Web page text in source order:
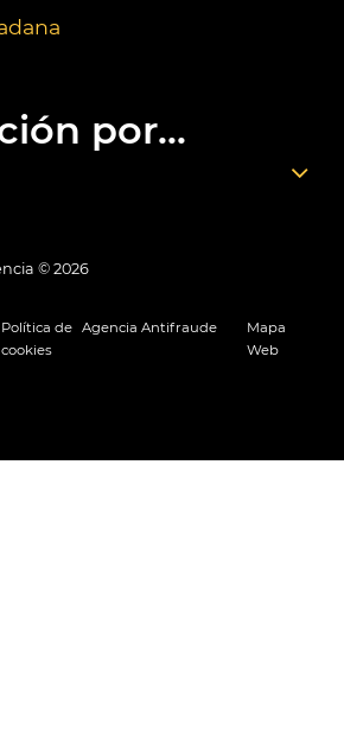
por...
© 2026
Política de
cookies
Agencia Antifraude
Mapa
Web